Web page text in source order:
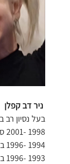
ניר דב קפלן
בעל נסיון
1998 -2001 סטודיו יורם לוינשטיין למשחק | תל אביב ישראל
1994 -1996 בית הספר הבין לאומי לתיאטרון פיזי, ג'ק לקוק | פריז צרפת
1993 -1996 בית הספר הלאומי לקרקס אנני פרטליני | פריז צרפת